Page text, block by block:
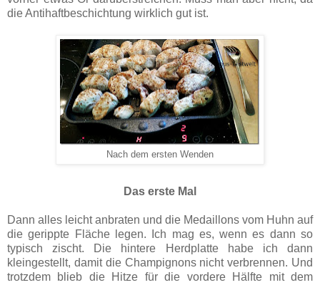
die Antihaftbeschichtung wirklich gut ist.
Nach dem ersten Wenden
Das erste Mal
Dann alles leicht anbraten und die Medaillons vom Huhn auf
die gerippte Fläche legen. Ich mag es, wenn es dann so
typisch zischt. Die hintere Herdplatte habe ich dann
kleingestellt, damit die Champignons nicht verbrennen. Und
trotzdem blieb die Hitze für die vordere Hälfte mit dem